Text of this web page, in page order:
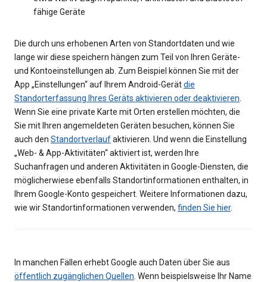
fähige Geräte
Die durch uns erhobenen Arten von Standortdaten und wie
lange wir diese speichern hängen zum Teil von Ihren Geräte-
und Kontoeinstellungen ab. Zum Beispiel können Sie mit der
App „Einstellungen“ auf Ihrem Android-Gerätdie
Standorterfassung Ihres Geräts aktivieren oder deaktivieren.
Wenn Sie eine private Karte mit Orten erstellen möchten, die
Sie mit Ihren angemeldeten Geräten besuchen, können Sie
auch den Standortverlaufaktivieren. Und wenn die Einstellung
„Web- & App-Aktivitäten“ aktiviert ist, werden Ihre
Suchanfragen und anderen Aktivitäten in Google-Diensten, die
möglicherwiese ebenfalls Standortinformationen enthalten, in
Ihrem Google-Konto gespeichert. Weitere Informationen dazu,
wie wir Standortinformationen verwenden, finden Sie hier.
In manchen Fällen erhebt Google auch Daten über Sie aus
öffentlich zugänglichen Quellen. Wenn beispielsweise Ihr Name